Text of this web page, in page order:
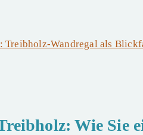
Treibholz-Wandregal als
Wie Sie